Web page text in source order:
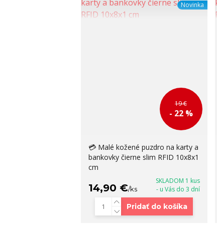
Novinka
19 €
- 22 %
💳 Malé kožené puzdro na karty a
bankovky čierne slim RFID 10x8x1
cm
14,90 €/ks
SKLADOM 1 kus
- u Vás do 3 dní
Pridať do košíka